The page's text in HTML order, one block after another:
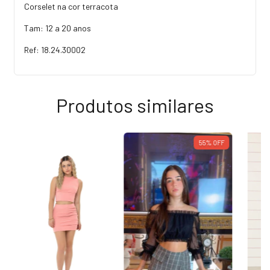
Corselet na cor terracota
Tam: 12 a 20 anos
Ref: 18.24.30002
Produtos similares
55% OFF